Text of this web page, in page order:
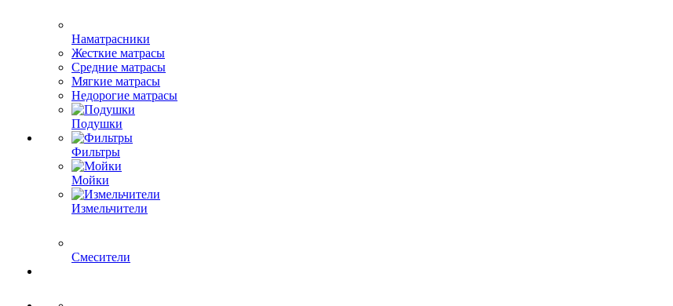
Наматрасники
Жесткие матрасы
Средние матрасы
Мягкие матрасы
Недорогие матрасы
Подушки
Фильтры
Мойки
Измельчители
Смесители